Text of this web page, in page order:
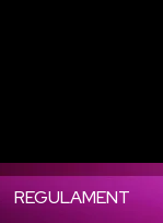
REGULAMENT